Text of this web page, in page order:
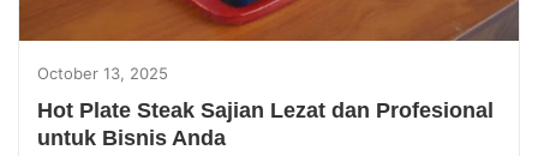
October 13, 2025
Hot Plate Steak Sajian Lezat dan Profesional
untuk Bisnis Anda